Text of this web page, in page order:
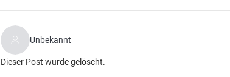
Unbekannt
Dieser Post wurde gelöscht.